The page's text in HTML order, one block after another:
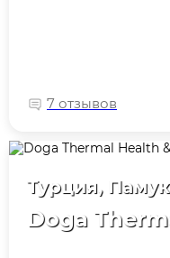
7 отзывов
Турция,
Doga